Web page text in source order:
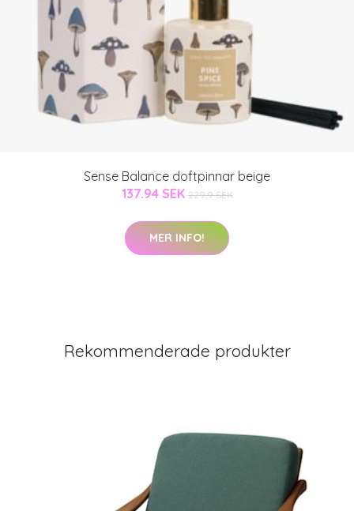
Sense Balance doftpinnar beige
137.94 SEK 229.9 SEK
MER INFO!
Rekommenderade produkter